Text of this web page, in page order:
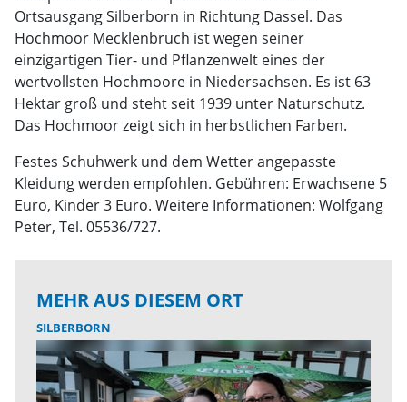
Ortsausgang Silberborn in Richtung Dassel. Das
Hochmoor Mecklenbruch ist wegen seiner
einzigartigen Tier- und Pflanzenwelt eines der
wertvollsten Hochmoore in Niedersachsen. Es ist 63
Hektar groß und steht seit 1939 unter Naturschutz.
Das Hochmoor zeigt sich in herbstlichen Farben.
Festes Schuhwerk und dem Wetter angepasste
Kleidung werden empfohlen. Gebühren: Erwachsene 5
Euro, Kinder 3 Euro. Weitere Informationen: Wolfgang
Peter, Tel. 05536/727.
MEHR AUS DIESEM ORT
SILBERBORN